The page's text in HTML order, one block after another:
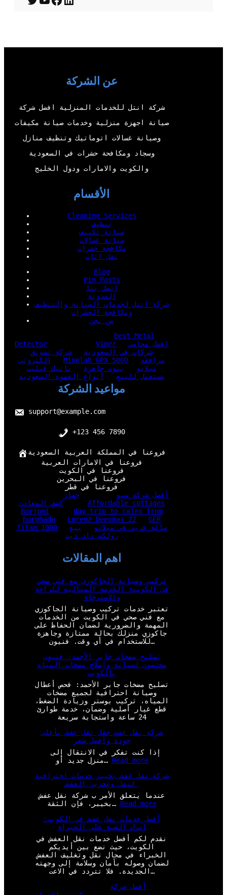
T
r
Y
e
F
o
k
L
d
I
n
عن الشركة
شركة انتل للخدمات المنزلية افضل شركة
صيانة اجهزة منزلية وخدمات صيانة مكيفات
وصيانة غسالات اتوماتيك وتنظيف منازل
وسجاد ومكافحة حشرات في السعودية
والكويت والامارات ودول الخليج
الأقسام
Cleaning Services
تنظيف
صيانة تكييف
صيانة غسالات
مكافحة حشرات
نقل اثاث
Blog
Pin Posts
اتصل بنا
المدونة
شركة انتل لخدمات الصيانة والتنظيف
ومكافحة الحشرات
من نحن
Best Metal
Detector
Viper
افضل محامي
شركات في السعودية
شركة تسويق
الكتروني
Minelab GPX 5000
مرافقه
ميلانو
بيوت جاهزة
باتيك فيليب
مستعمل للبيع
أنواع القهوة السعودية
مواعيد الشركة
support@example.com
+123 456 7890
فروعنا في المملكة العربية السعودية
فروعنا في الامارات العربية
فروعنا في الكويت
فروعنا في البحرين
فروعنا في قطر
أفضل شركة سيو
جهاز
كشف المعادن
Affordable cottages
Borjomi
day trip to cairo from
hurghada
Lorenz Deepmax Z2
GER
Titan 1000
سائق عربي في ميلانو
بيع
رولكس داي ديت
اهم المقالات
تركيب وصيانة الجاكوزي مع فني صحي
في الكويت: الخدمة المثالية للراحة
والاسترخاء
تعتبر خدمات تركيب وصيانة الجاكوزي
مع فني صحي في الكويت من الخدمات
المهمة والضرورية لضمان الحفاظ على
جاكوزي منزلك بحالة ممتازة وجاهزة
للاستخدام في أي وقت. فنيون…
تصليح مضخات جابر الأحمد: فنيون
مختصون لصيانة وإصلاح مضخات المياه
بالكويت
تصليح مضخات جابر الأحمد: فحص أعطال
وصيانة احترافية لجميع مضخات
المياه، تركيب بوستر وزيادة الضغط،
قطع غيار أصلية وضمان، خدمة طوارئ
24 ساعة واستجابة سريعة
شركة نقل عفش حقل نقل عفش بأعلى
جودة وأفضل سعر
إذا كنت تفكر في الانتقال إلى
منزل جديد أو… Read more:
ن
ق
ل
ع
ش
ح
ق
ل
ن
شركة نقل عفش بخيبر خدمات احترافية
عندما يتعلق الأمر ب شركة نقل عفش
بخيبر، فإن الثقة… Read more:
ة
ن
ق
ل
ع
أفضل خدمات نقل عفش في الكويت:
اترك العبء على الخبراء
نقدم لكم أفضل خدمات نقل العفش في
الكويت، حيث نضع بين أيديكم
الخبراء في مجال نقل وتغليف العفش
لضمان وصوله بأمان وسلامة إلى وجهته
الجديدة. فلا تتردد في الاعت…
أفضل شركة